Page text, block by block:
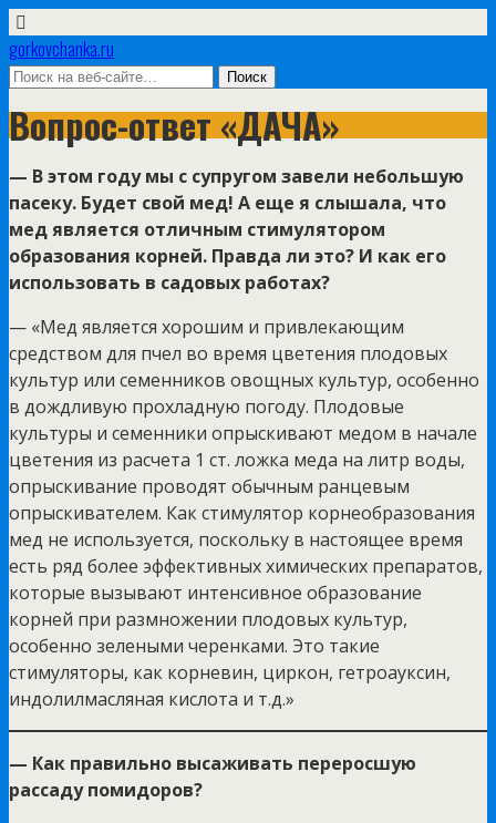
gorkovchanka.ru
Вопрос-ответ «ДАЧА»
— В этом году мы с супругом завели небольшую
пасеку. Будет свой мед! А еще я слышала, что
мед является отличным стимулятором
образования корней. Правда ли это? И как его
использовать в садовых работах?
— «Мед является хорошим и привлекающим
средством для пчел во время цветения плодовых
культур или семенников овощных культур, особенно
в дождливую прохладную погоду. Плодовые
культуры и семенники опрыскивают медом в начале
цветения из расчета 1 ст. ложка меда на литр воды,
опрыскивание проводят обычным ранцевым
опрыскивателем. Как стимулятор корнеобразования
мед не используется, поскольку в настоящее время
есть ряд более эффективных химических препаратов,
которые вызывают интенсивное образование
корней при размножении плодовых культур,
особенно зелеными черенками. Это такие
стимуляторы, как корневин, циркон, гетроауксин,
индолилмасляная кислота и т.д.»
— Как правильно высаживать переросшую
рассаду помидоров?